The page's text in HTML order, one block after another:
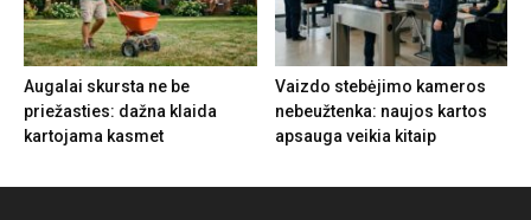
Augalai skursta ne be
priežasties: dažna klaida
kartojama kasmet
Vaizdo stebėjimo kameros
nebeužtenka: naujos kartos
apsauga veikia kitaip